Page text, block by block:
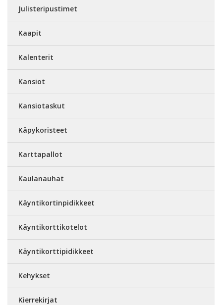
Julisteripustimet
Kaapit
Kalenterit
Kansiot
Kansiotaskut
Käpykoristeet
Karttapallot
Kaulanauhat
Käyntikortinpidikkeet
Käyntikorttikotelot
Käyntikorttipidikkeet
Kehykset
Kierrekirjat